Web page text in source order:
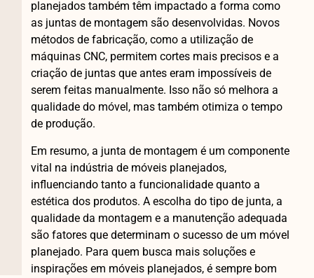
planejados também têm impactado a forma como
as juntas de montagem são desenvolvidas. Novos
métodos de fabricação, como a utilização de
máquinas CNC, permitem cortes mais precisos e a
criação de juntas que antes eram impossíveis de
serem feitas manualmente. Isso não só melhora a
qualidade do móvel, mas também otimiza o tempo
de produção.
Em resumo, a junta de montagem é um componente
vital na indústria de móveis planejados,
influenciando tanto a funcionalidade quanto a
estética dos produtos. A escolha do tipo de junta, a
qualidade da montagem e a manutenção adequada
são fatores que determinam o sucesso de um móvel
planejado. Para quem busca mais soluções e
inspirações em móveis planejados, é sempre bom